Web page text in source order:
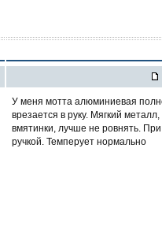
У меня мотта алюминиевая
врезается в руку. Мягкий
вмятинки, лучше не ровнять.
ручкой. Темперует нормально